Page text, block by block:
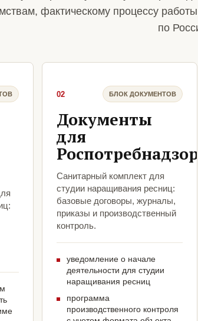
фактическому процессу
по
02 БЛОК ДОКУМЕНТОВ
Документы
для
Роспотребнадзора
Санитарный комплект для
студии наращивания ресниц:
базовые договоры, журналы,
приказы и производственный
контроль.
уведомление о начале
деятельности для студии
наращивания ресниц
программа
производственного контроля